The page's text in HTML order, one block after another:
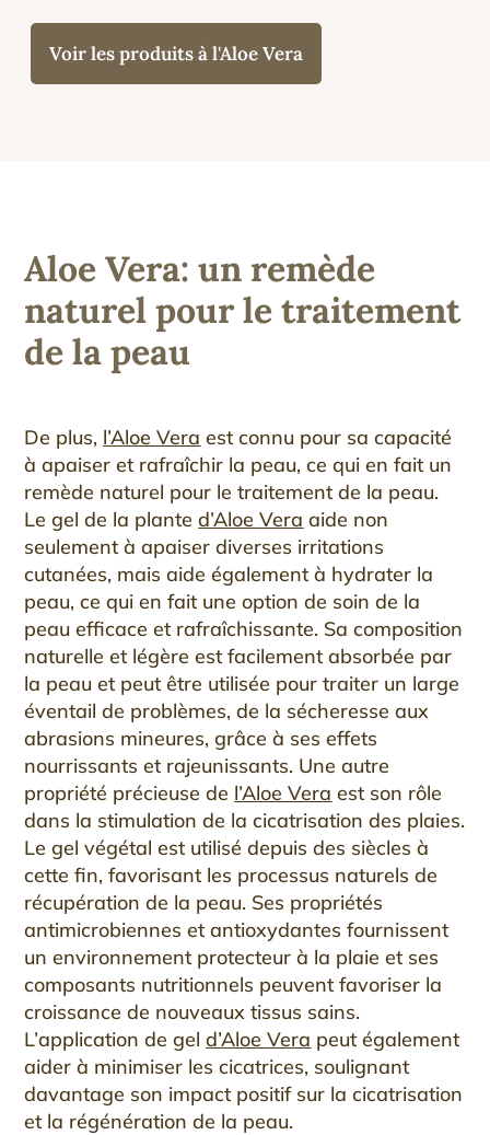
Voir les produits à l'Aloe Vera
Aloe Vera: un remède
naturel pour le traitement
de la peau
De plus, l’Aloe Vera est connu pour sa capacité
à apaiser et rafraîchir la peau, ce qui en fait un
remède naturel pour le traitement de la peau.
Le gel de la planted’Aloe Vera aide non
seulement à apaiser diverses irritations
cutanées, mais aide également à hydrater la
peau, ce qui en fait une option de soin de la
peau efficace et rafraîchissante. Sa composition
naturelle et légère est facilement absorbée par
la peau et peut être utilisée pour traiter un large
éventail de problèmes, de la sécheresse aux
abrasions mineures, grâce à ses effets
nourrissants et rajeunissants. Une autre
propriété précieuse de l’Aloe Vera est son rôle
dans la stimulation de la cicatrisation des plaies.
Le gel végétal est utilisé depuis des siècles à
cette fin, favorisant les processus naturels de
récupération de la peau. Ses propriétés
antimicrobiennes et antioxydantes fournissent
un environnement protecteur à la plaie et ses
composants nutritionnels peuvent favoriser la
croissance de nouveaux tissus sains.
L’application de geld’Aloe Vera peut également
aider à minimiser les cicatrices, soulignant
davantage son impact positif sur la cicatrisation
et la régénération de la peau.